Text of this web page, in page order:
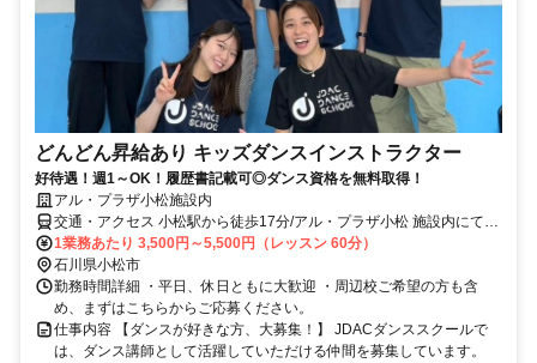
どんどん昇給あり キッズダンスインストラクター
好待遇！週1～OK！履歴書記載可◎ダンス資格を無料取得！
アル・プラザ小松施設内
交通・アクセス 小松駅から徒歩17分/アル・プラザ小松 施設内にて開
校
1業務あたり 3,500円～5,500円（レッスン 60分）
石川県小松市
勤務時間詳細 ・平日、休日ともに大歓迎 ・周辺校ご希望の方も含
め、まずはこちらからご応募ください。
仕事内容 【ダンスが好きな方、大募集！】 JDACダンススクールで
は、ダンス講師として活躍していただける仲間を募集しています。